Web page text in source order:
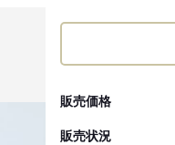
販売価格
販売状況